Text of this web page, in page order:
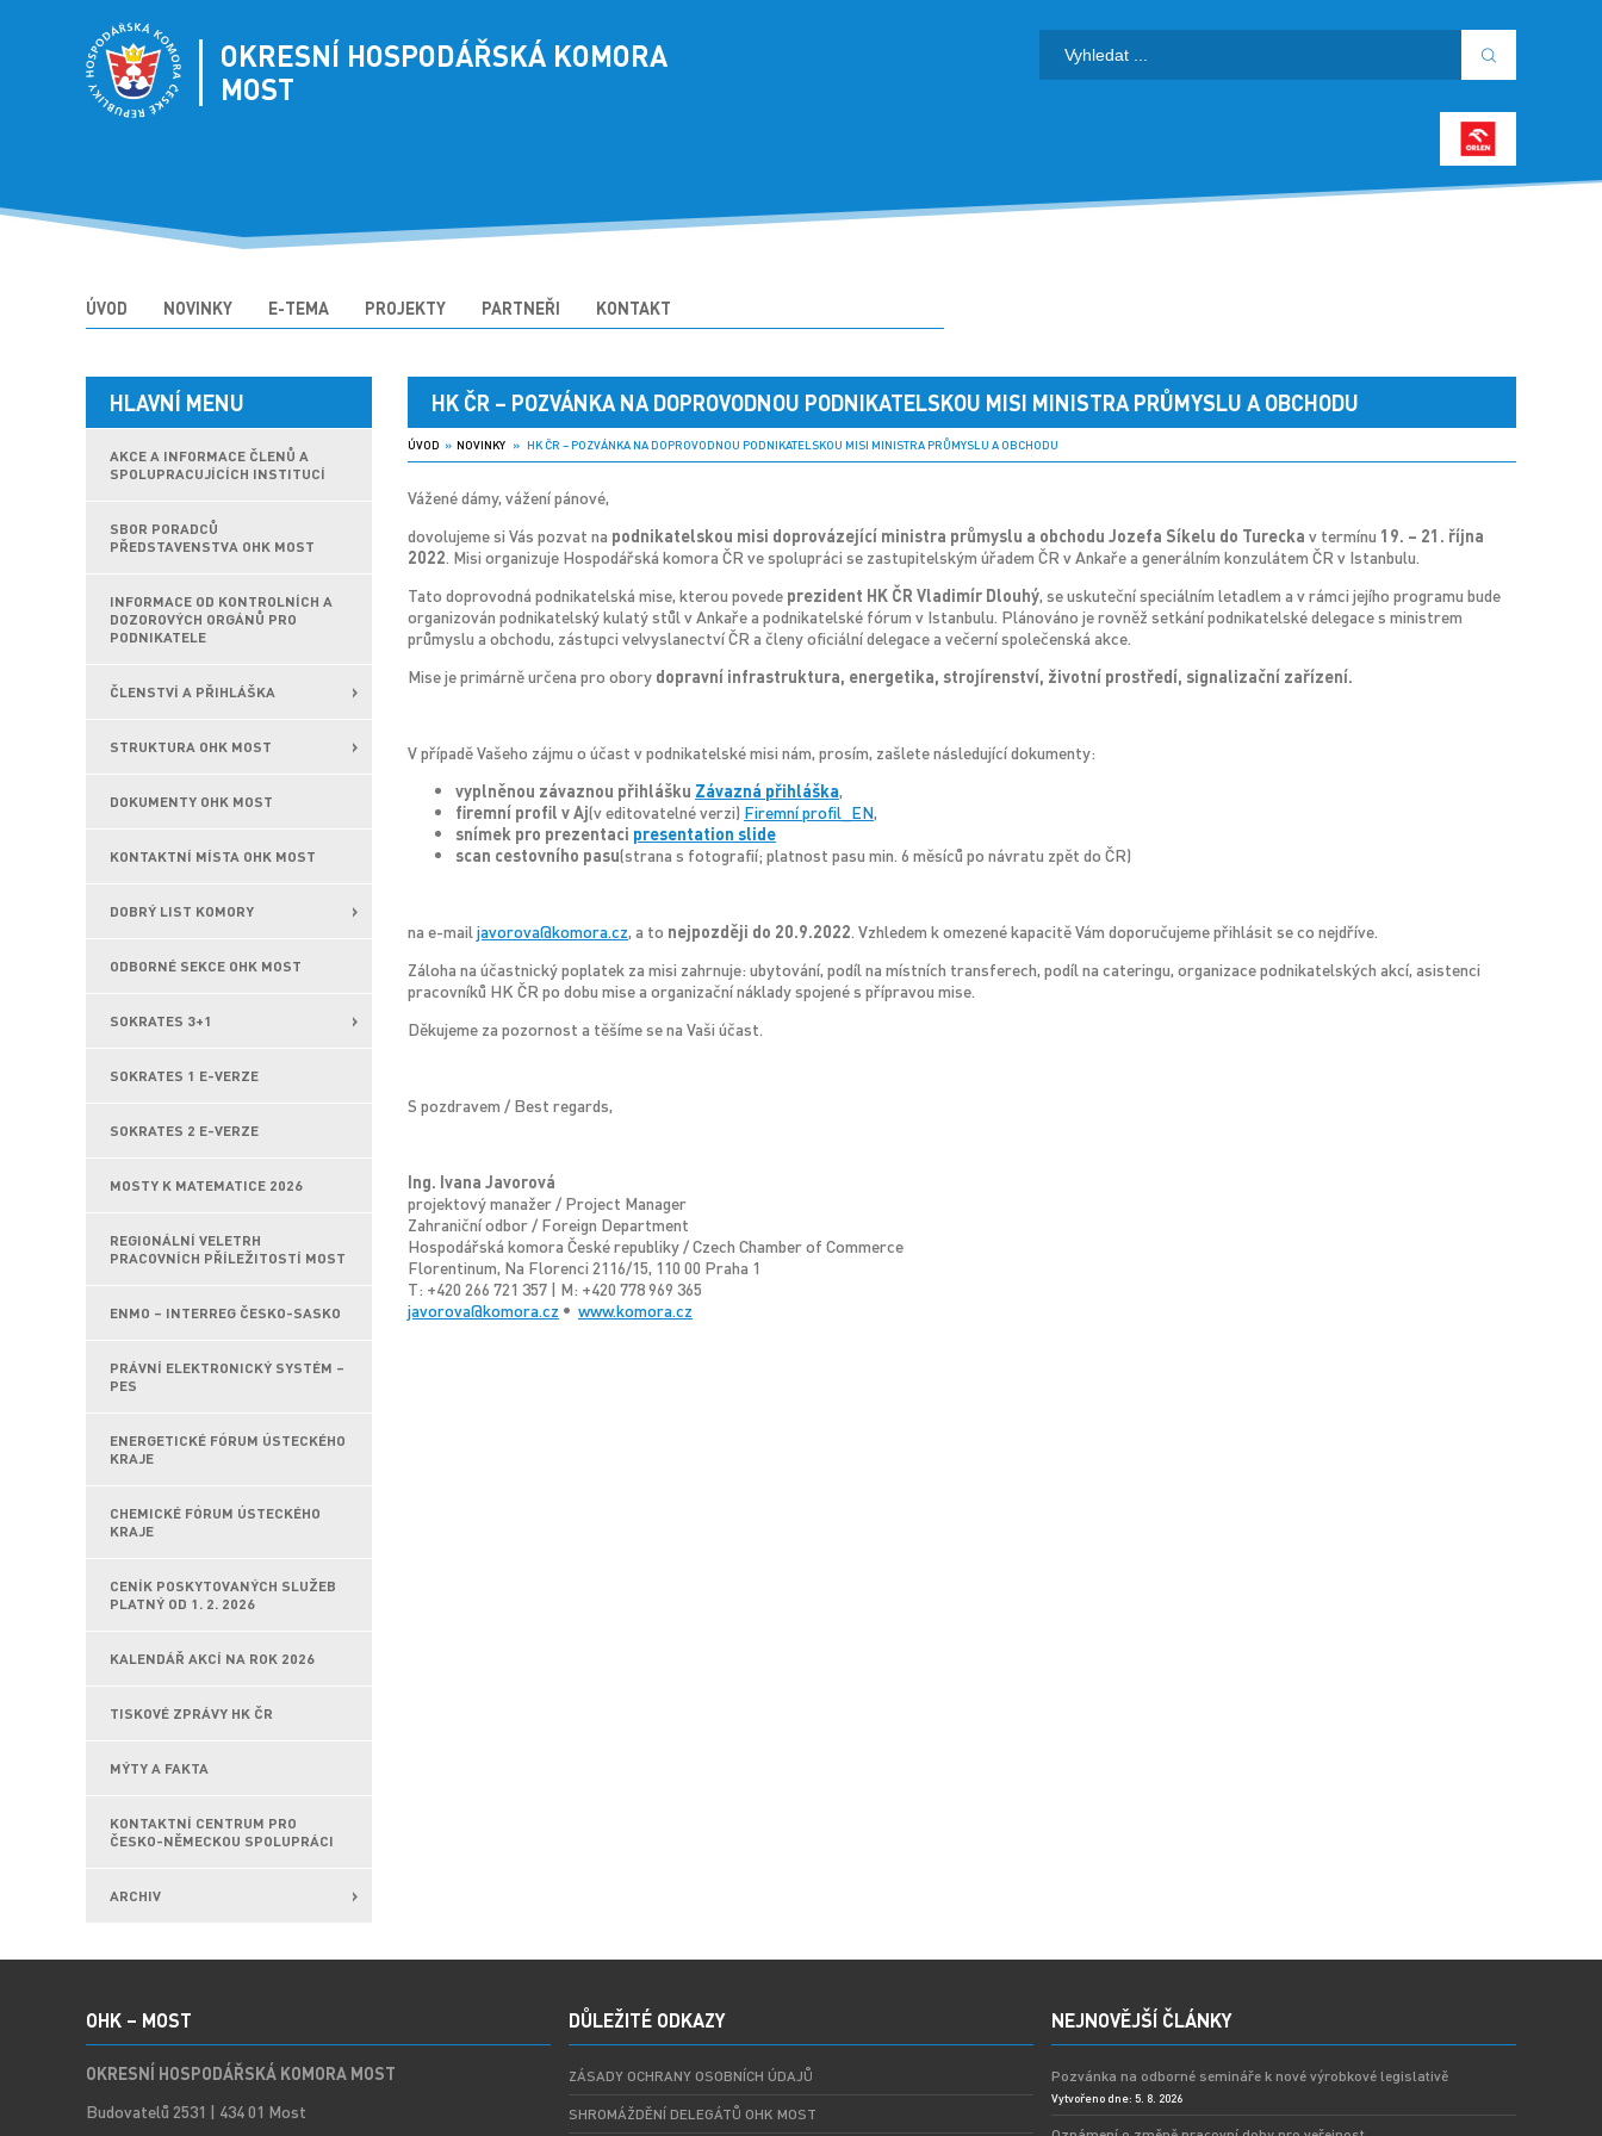
OKRESNÍ HOSPODÁŘSKÁ KOMORA
MOST
ÚVOD NOVINKY E-TEMA PROJEKTY PARTNEŘI KONTAKT
HLAVNÍ MENU
AKCE A INFORMACE ČLENŮ A
SPOLUPRACUJÍCÍCH INSTITUCÍ
SBOR PORADCŮ
PŘEDSTAVENSTVA OHK MOST
INFORMACE OD KONTROLNÍCH A
DOZOROVÝCH ORGÁNŮ PRO
PODNIKATELE
ČLENSTVÍ A PŘIHLÁŠKA
STRUKTURA OHK MOST
DOKUMENTY OHK MOST
KONTAKTNÍ MÍSTA OHK MOST
DOBRÝ LIST KOMORY
ODBORNÉ SEKCE OHK MOST
SOKRATES 3+1
SOKRATES 1 E-VERZE
SOKRATES 2 E-VERZE
MOSTY K MATEMATICE 2026
REGIONÁLNÍ VELETRH
PRACOVNÍCH PŘÍLEŽITOSTÍ MOST
ENMO – INTERREG ČESKO-SASKO
PRÁVNÍ ELEKTRONICKÝ SYSTÉM –
PES
ENERGETICKÉ FÓRUM ÚSTECKÉHO
KRAJE
CHEMICKÉ FÓRUM ÚSTECKÉHO
KRAJE
CENÍK POSKYTOVANÝCH SLUŽEB
PLATNÝ OD 1. 2. 2026
KALENDÁŘ AKCÍ NA ROK 2026
TISKOVÉ ZPRÁVY HK ČR
MÝTY A FAKTA
KONTAKTNÍ CENTRUM PRO
ČESKO-NĚMECKOU SPOLUPRÁCI
ARCHIV
HK ČR – POZVÁNKA NA DOPROVODNOU PODNIKATELSKOU MISI MINISTRA PRŮMYSLU A OBCHODU
ÚVOD » NOVINKY » HK ČR – POZVÁNKA NA DOPROVODNOU PODNIKATELSKOU MISI MINISTRA PRŮMYSLU A OBCHODU
Vážené dámy, vážení pánové,
dovolujeme si Vás pozvat na podnikatelskou misi doprovázející ministra průmyslu a obchodu Jozefa Síkelu do Turecka v termínu 19. – 21. října
2022. Misi organizuje Hospodářská komora ČR ve spolupráci se zastupitelským úřadem ČR v Ankaře a generálním konzulátem ČR v Istanbulu.
Tato doprovodná podnikatelská mise, kterou povede prezident HK ČR Vladimír Dlouhý, se uskuteční speciálním letadlem a v rámci jejího programu bude
organizován podnikatelský kulatý stůl v Ankaře a podnikatelské fórum v Istanbulu. Plánováno je rovněž setkání podnikatelské delegace s ministrem
průmyslu a obchodu, zástupci velvyslanectví ČR a členy oficiální delegace a večerní společenská akce.
Mise je primárně určena pro obory dopravní infrastruktura, energetika, strojírenství, životní prostředí, signalizační zařízení.
V případě Vašeho zájmu o účast v podnikatelské misi nám, prosím, zašlete následující dokumenty:
vyplněnou závaznou přihlášku Závazná přihláška,
firemní profil v Aj(v editovatelné verzi) Firemní profil_EN,
snímek pro prezentaci presentation slide
scan cestovního pasu(strana s fotografií; platnost pasu min. 6 měsíců po návratu zpět do ČR)
na e-mail javorova@komora.cz, a to nejpozději do 20.9.2022. Vzhledem k omezené kapacitě Vám doporučujeme přihlásit se co nejdříve.
Záloha na účastnický poplatek za misi zahrnuje: ubytování, podíl na místních transferech, podíl na cateringu, organizace podnikatelských akcí, asistenci
pracovníků HK ČR po dobu mise a organizační náklady spojené s přípravou mise.
Děkujeme za pozornost a těšíme se na Vaši účast.
S pozdravem / Best regards,
Ing. Ivana Javorová
projektový manažer / Project Manager
Zahraniční odbor / Foreign Department
Hospodářská komora České republiky / Czech Chamber of Commerce
Florentinum, Na Florenci 2116/15, 110 00 Praha 1
T: +420 266 721 357 | M: +420 778 969 365
javorova@komora.cz • www.komora.cz
OHK – MOST
OKRESNÍ HOSPODÁŘSKÁ KOMORA MOST
Budovatelů 2531 | 434 01 Most
DŮLEŽITÉ ODKAZY
ZÁSADY OCHRANY OSOBNÍCH ÚDAJŮ
SHROMÁŽDĚNÍ DELEGÁTŮ OHK MOST
NEJNOVĚJŠÍ ČLÁNKY
Pozvánka na odborné semináře k nové výrobkové legislativě
Vytvořeno dne: 5. 8. 2026